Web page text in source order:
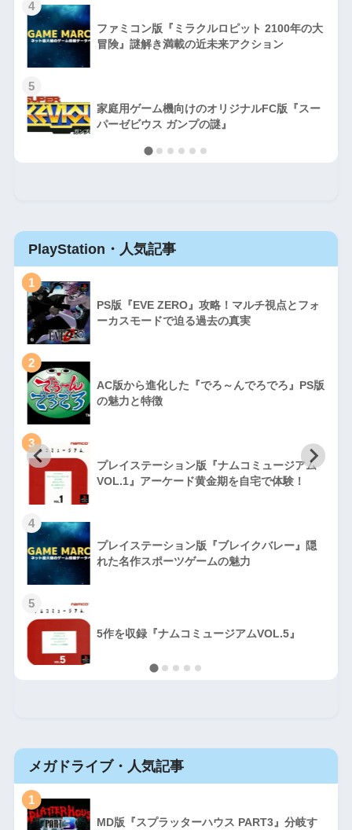
4
ファミコン版『ミラクルロピット 2100年の大
冒険』謎解き満載の近未来アクション
5
家庭用ゲーム機向けのオリジナルFC版『スー
パーゼビウス ガンプの謎』
PlayStation・人気記事
1
PS版『EVE ZERO』攻略！マルチ視点とフォ
ーカスモードで迫る過去の真実
2
AC版から進化した『でろ～んでろでろ』PS版
の魅力と特徴
3
プレイステーション版『ナムコミュージアム
VOL.1』アーケード黄金期を自宅で体験！
4
プレイステーション版『ブレイクバレー』隠
れた名作スポーツゲームの魅力
5
5作を収録『ナムコミュージアムVOL.5』
メガドライブ・人気記事
1
MD版『スプラッターハウス PART3』分岐す